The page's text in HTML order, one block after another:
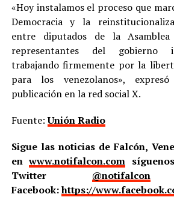
«Hoy instalamos el proceso que
Democracia y la
entre diputados de la
representantes del gobierno
trabajando firmemente por la
para los venezolanos»,
publicación en la red social X.
Fuente:Unión Radio
Sigue las noticias de Falcón,
enwww.notifalcon.com
Twitter @notifalcon
Facebook:https://